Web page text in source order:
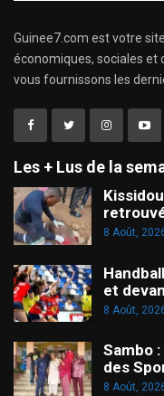
Guinee7.com est votre
économiques, sociales et
vous fournissons les
Les + Lus de la
8 Août,
et
8 Août,
Sambo
des
8 Août,